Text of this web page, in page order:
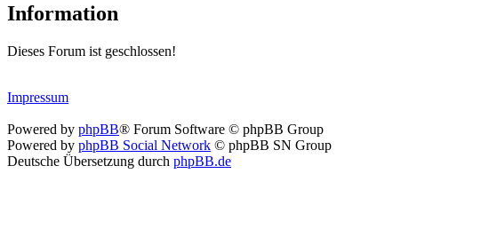
Information
Dieses Forum ist geschlossen!
Impressum
Powered by phpBB® Forum Software © phpBB Group
Powered by phpBB Social Network © phpBB SN Group
Deutsche Übersetzung durch phpBB.de